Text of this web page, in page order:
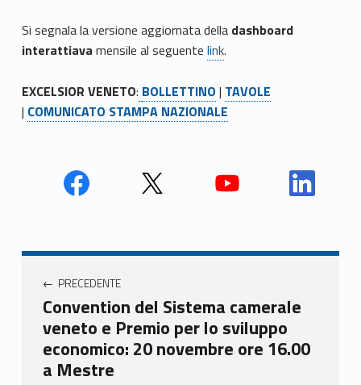
Si segnala la versione aggiornata della dashboard
interattiava mensile al seguente link.
EXCELSIOR VENETO: BOLLETTINO | TAVOLE
| COMUNICATO STAMPA NAZIONALE
Unio
mer
e
Ven
eto
Unio
e
Ven
eto
Unio
e
Ven
eto
Unio
e
eto
Navigazione articoli
PRECEDENTE
Convention del Sistema camerale
veneto e Premio per lo sviluppo
economico: 20 novembre ore 16.00
a Mestre